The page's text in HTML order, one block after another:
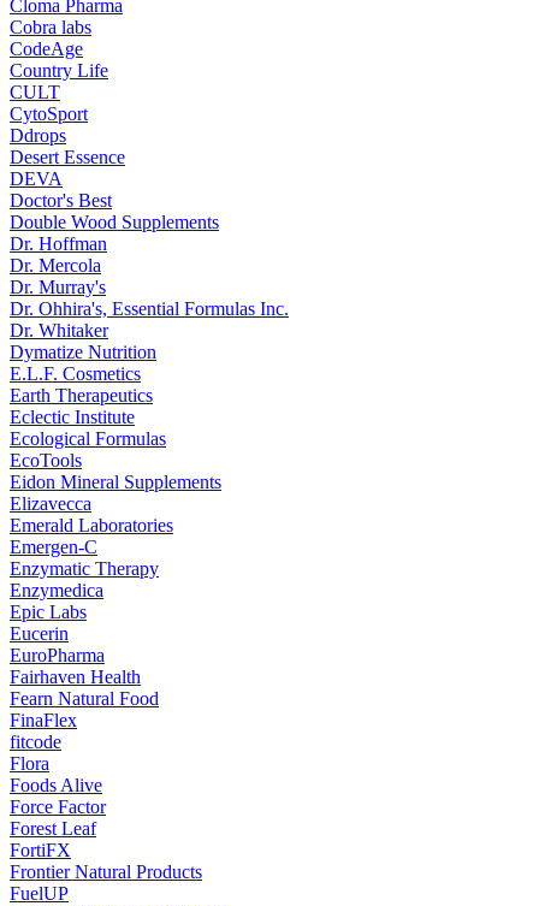
Cloma Pharma
Cobra labs
CodeAge
Country Life
CULT
CytoSport
Ddrops
Desert Essence
DEVA
Doctor's Best
Double Wood Supplements
Dr. Hoffman
Dr. Mercola
Dr. Murray's
Dr. Ohhira's, Essential Formulas Inc.
Dr. Whitaker
Dymatize Nutrition
E.L.F. Cosmetics
Earth Therapeutics
Eclectic Institute
Ecological Formulas
EcoTools
Eidon Mineral Supplements
Elizavecca
Emerald Laboratories
Emergen-C
Enzymatic Therapy
Enzymedica
Epic Labs
Eucerin
EuroPharma
Fairhaven Health
Fearn Natural Food
FinaFlex
fitcode
Flora
Foods Alive
Force Factor
Forest Leaf
FortiFX
Frontier Natural Products
FuelUP